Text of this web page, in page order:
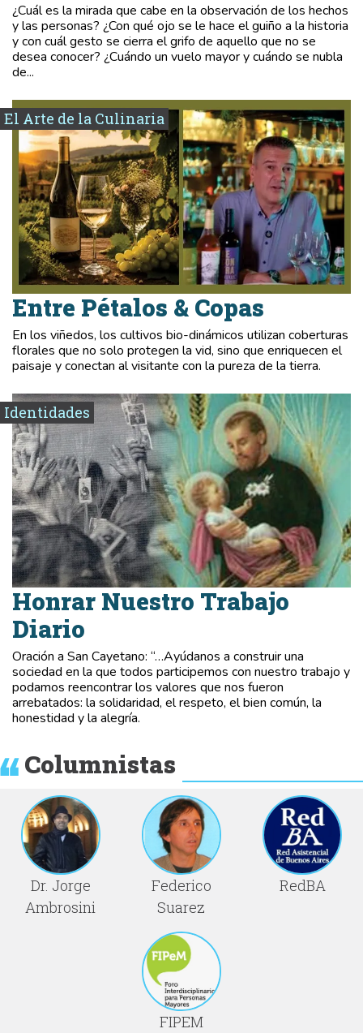
¿Cuál es la mirada que cabe en la observación de los hechos
y las personas? ¿Con qué ojo se le hace el guiño a la historia
y con cuál gesto se cierra el grifo de aquello que no se
desea conocer? ¿Cuándo un vuelo mayor y cuándo se nubla
de...
El Arte de la Culinaria
Entre Pétalos & Copas
En los viñedos, los cultivos bio-dinámicos utilizan coberturas
florales que no solo protegen la vid, sino que enriquecen el
paisaje y conectan al visitante con la pureza de la tierra.
Identidades
Honrar Nuestro Trabajo
Diario
Oración a San Cayetano: “…Ayúdanos a construir una
sociedad en la que todos participemos con nuestro trabajo y
podamos reencontrar los valores que nos fueron
arrebatados: la solidaridad, el respeto, el bien común, la
honestidad y la alegría.
Columnistas
Dr. Jorge
Ambrosini
Federico
Suarez
RedBA
FIPEM